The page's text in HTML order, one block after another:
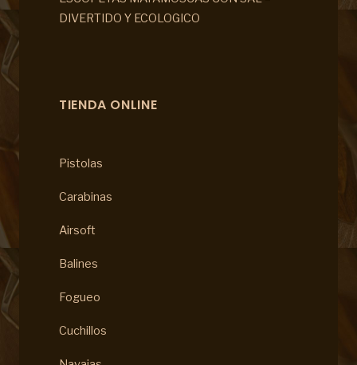
DIVERTIDO Y ECOLOGICO
TIENDA ONLINE
Pistolas
Carabinas
Airsoft
Balines
Fogueo
Cuchillos